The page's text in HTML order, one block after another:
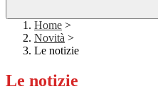
Home >
Novità >
Le notizie
Le notizie